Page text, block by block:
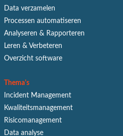
Data verzamelen
Processen automatiseren
Analyseren & Rapporteren
Leren & Verbeteren
Overzicht software
Thema's
Incident Management
Kwaliteitsmanagement
Risicomanagement
Data analyse